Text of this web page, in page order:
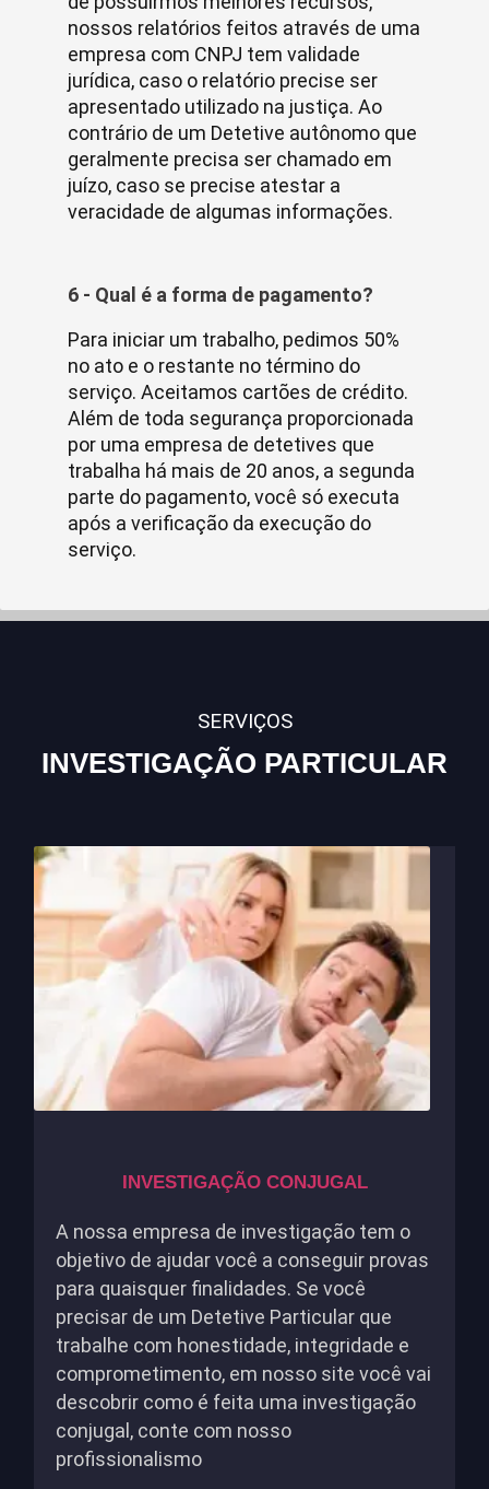
nossos relatórios feitos através de uma
empresa com CNPJ tem validade
jurídica, caso o relatório precise ser
apresentado utilizado na justiça. Ao
contrário de um Detetive autônomo que
geralmente precisa ser chamado em
juízo, caso se precise atestar a
veracidade de algumas informações.
6 - Qual é a forma de pagamento?
Para iniciar um trabalho, pedimos 50%
no ato e o restante no término do
serviço. Aceitamos cartões de crédito.
Além de toda segurança proporcionada
por uma empresa de detetives que
trabalha há mais de 20 anos, a segunda
parte do pagamento, você só executa
após a verificação da execução do
serviço.
SERVIÇOS
INVESTIGAÇÃO PARTICULAR
INVESTIGAÇÃO CONJUGAL
A nossa empresa de investigação tem o
objetivo de ajudar você a conseguir provas
para quaisquer finalidades. Se você
precisar de um Detetive Particular que
trabalhe com honestidade, integridade e
comprometimento, em nosso site você vai
descobrir como é feita uma investigação
conjugal, conte com nosso
profissionalismo